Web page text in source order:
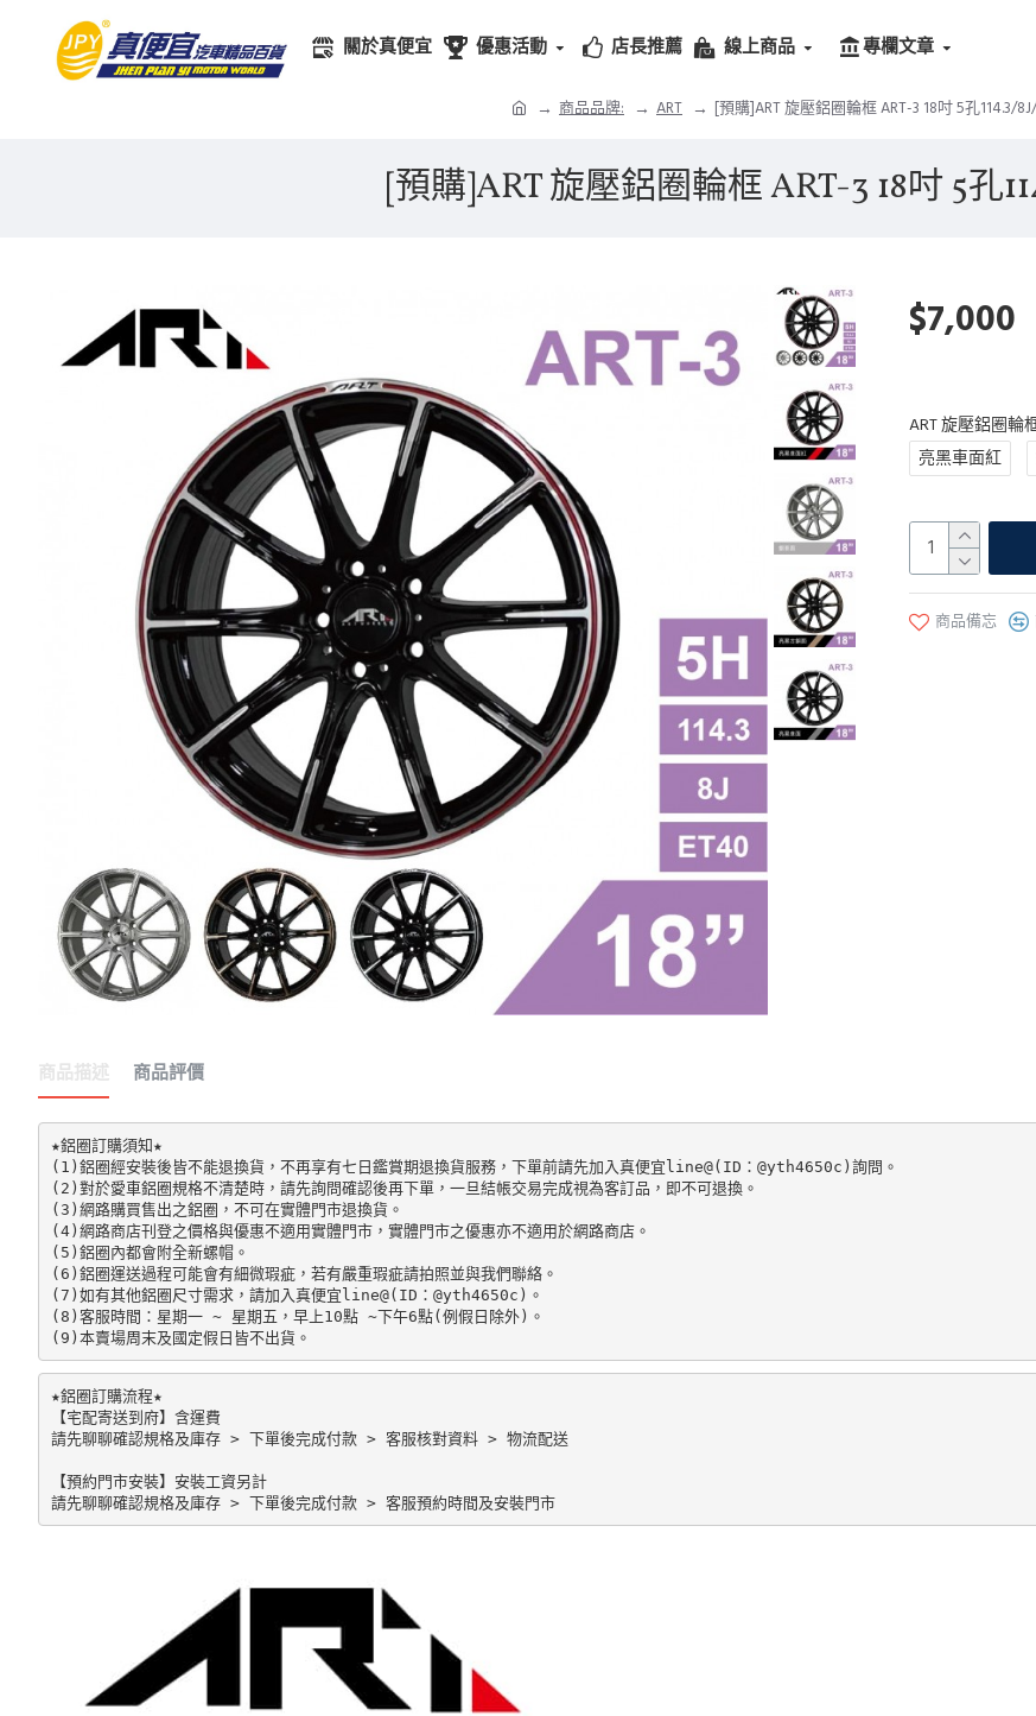
關於真便宜 優惠活動 店長推薦 線上商品 專欄文章
商品品牌: ART [預購]ART 旋壓鋁圈輪框 ART-3 18吋 5孔114.3/
[預購]ART 旋壓鋁圈輪框 ART-3 18吋 5孔
$7,000
ART 旋壓鋁圈輪
亮黑車面紅
商品備忘
商品描述 商品評價
★鋁圈訂購須知★
(1)鋁圈經安裝後皆不能退換貨，不再享有七日鑑賞期退換貨服務，下單前請先加入真便宜line@(ID：@yth4650c)詢問。
(2)對於愛車鋁圈規格不清楚時，請先詢問確認後再下單，一旦結帳交易完成視為客訂品，即不可退換。
(3)網路購買售出之鋁圈，不可在實體門市退換貨。
(4)網路商店刊登之價格與優惠不適用實體門市，實體門市之優惠亦不適用於網路商店。
(5)鋁圈內都會附全新螺帽。
(6)鋁圈運送過程可能會有細微瑕疵，若有嚴重瑕疵請拍照並與我們聯絡。
(7)如有其他鋁圈尺寸需求，請加入真便宜line@(ID：@yth4650c)。
(8)客服時間：星期一 ~ 星期五，早上10點 ~下午6點(例假日除外)。
★鋁圈訂購流程★
【宅配寄送到府】含運費
請先聊聊確認規格及庫存 > 下單後完成付款 > 客服核對資料 > 物流配送
【預約門市安裝】安裝工資另計
請先聊聊確認規格及庫存 > 下單後完成付款 > 客服預約時間及安裝門市